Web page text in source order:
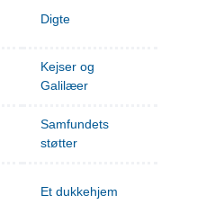
Digte
Kejser og
Galilæer
Samfundets
støtter
Et dukkehjem